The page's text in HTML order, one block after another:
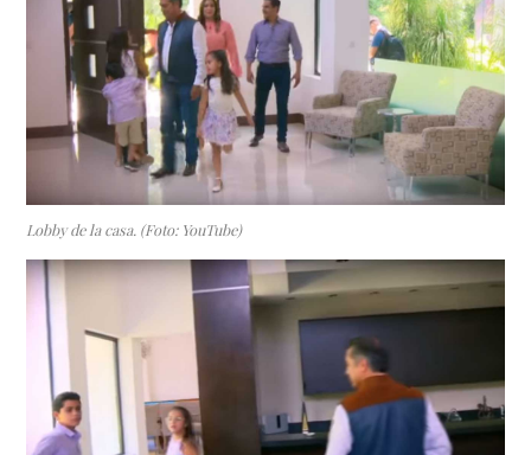
Lobby de la casa. (Foto: YouTube)